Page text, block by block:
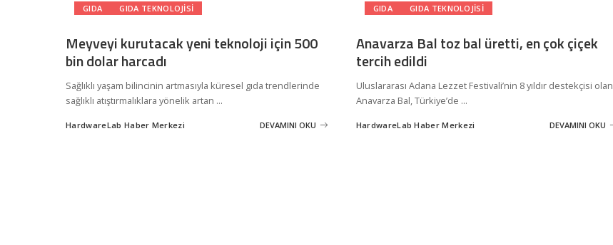
GIDA GIDA TEKNOLOJISI
Meyveyi kurutacak yeni teknoloji için 500
bin dolar harcadı
Sağlıklı yaşam bilincinin artmasıyla küresel gıda trendlerinde
sağlıklı atıştırmalıklara yönelik artan ...
Posted
HardwareLab Haber Merkezi DEVAMINI OKU
GIDA GIDA TEKNOLOJISI
Anavarza Bal toz bal üretti, en çok çiçek
tercih edildi
Uluslararası Adana Lezzet Festivali’nin 8 yıldır destekçisi olan
Anavarza Bal, Türkiye’de ...
Posted
HardwareLab Haber Merkezi DEVAMINI OKU